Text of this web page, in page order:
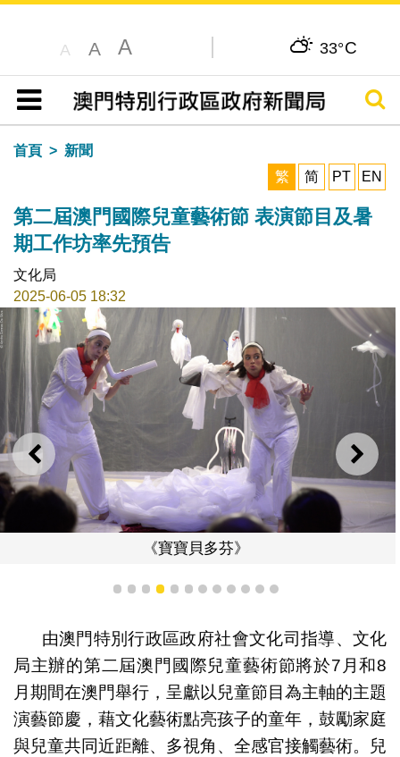
A A A 33°C
目錄
搜尋
首頁
新聞
繁
简 PT EN
第二屆澳門國際兒童藝術節 表演節目及暑
期工作坊率先預告
文化局
2025-06-05 18:32
上一則 下一
《寶寶貝多芬》
1 2 3 4 5 6 7 8 9 101112
由澳門特別行政區政府社會文化司指導、文化
局主辦的第二屆澳門國際兒童藝術節將於7月和8
月期間在澳門舉行，呈獻以兒童節目為主軸的主題
演藝節慶，藉文化藝術點亮孩子的童年，鼓勵家庭
與兒童共同近距離、多視角、全感官接觸藝術。兒